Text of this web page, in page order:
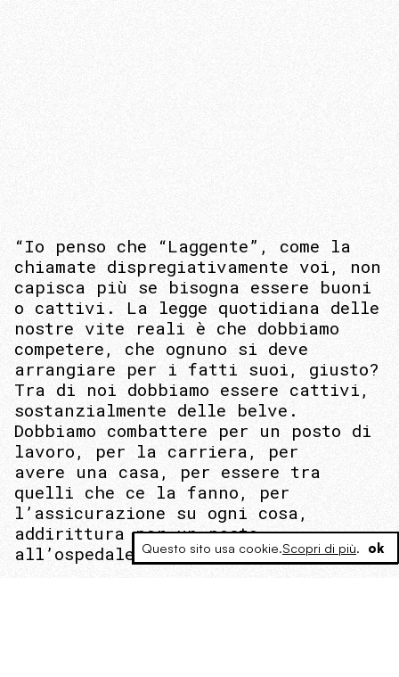
“Io penso che “Laggente”, come la
chiamate dispregiativamente voi, non
capisca più se bisogna essere buoni
o cattivi. La legge quotidiana delle
nostre vite reali è che dobbiamo
competere, che ognuno si deve
arrangiare per i fatti suoi, giusto?
Tra di noi dobbiamo essere cattivi,
sostanzialmente delle belve.
Dobbiamo combattere per un posto di
lavoro, per la carriera, per
avere una casa, per essere tra
quelli che ce la fanno, per
l’assicurazione su ogni cosa,
addirittura per un posto
all’ospedale!.Questo sito usa cookie.Scopri di più. ok